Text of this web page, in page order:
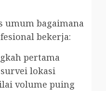
umum bagaimana
bekerja:
pertama
lokasi
volume puing